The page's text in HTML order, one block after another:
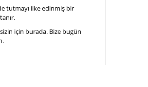
tutmayı ilke edinmiş bir
için burada. Bize bugün